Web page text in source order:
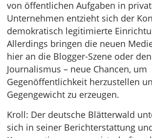
von öffentlichen Aufgaben in
Unternehmen entzieht sich der
demokratisch legitimierte
Allerdings bringen die neuen
hier an die Blogger-Szene oder
Journalismus – neue Chancen, um
Gegenöffentlichkeit herzustellen
Gegengewicht zu erzeugen.
Kroll: Der deutsche Blätterwald
sich in seiner Berichterstattung